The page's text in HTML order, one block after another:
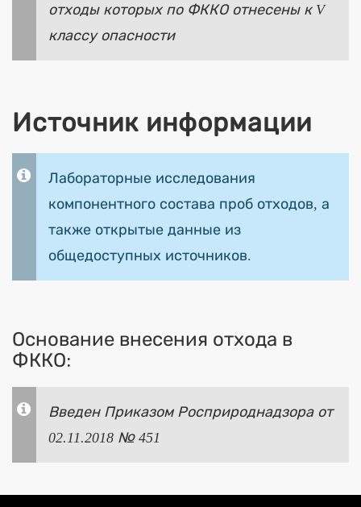
отходы которых по ФККО отнесены к V
классу опасности
Источник информации
Лабораторные исследования
компонентного состава проб отходов, а
также открытые данные из
общедоступных источников.
Основание внесения отхода в
ФККО:
Введен Приказом Росприроднадзора от
02.11.2018 № 451